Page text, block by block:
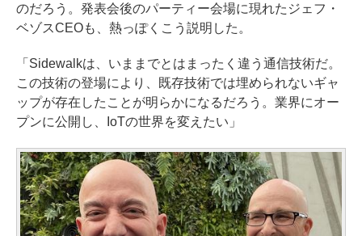
のだろう。発表会後のパーティー会場に現れたジェフ・
ベゾスCEOも、熱っぽくこう説明した。
「Sidewalkは、いままでとはまったく違う通信技術だ。
この技術の登場により、既存技術では埋められないギャ
ップが存在したことが明らかになるだろう。業界にオー
プンに公開し、IoTの世界を変えたい」